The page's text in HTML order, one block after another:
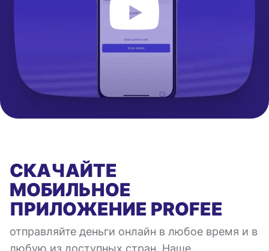
СКАЧАЙТЕ
МОБИЛЬНОЕ
ПРИЛОЖЕНИЕ PROFEE
отправляйте деньги онлайн в любое время и в
любую из доступных стран. Наше